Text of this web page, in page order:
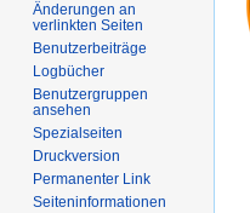
Änderungen an
verlinkten Seiten
Benutzerbeiträge
Logbücher
Benutzergruppen
ansehen
Spezialseiten
Druckversion
Permanenter Link
Seiten­­informationen